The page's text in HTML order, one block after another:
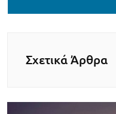
Σχετικά Άρθρα